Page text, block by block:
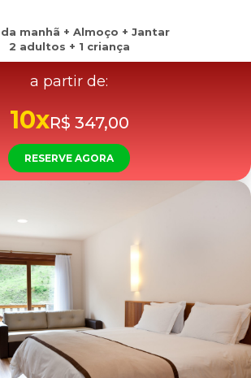
manhã + Almoço + Jantar
2 adultos + 1 criança
a partir de:
10xR$ 347,00
RESERVE AGORA